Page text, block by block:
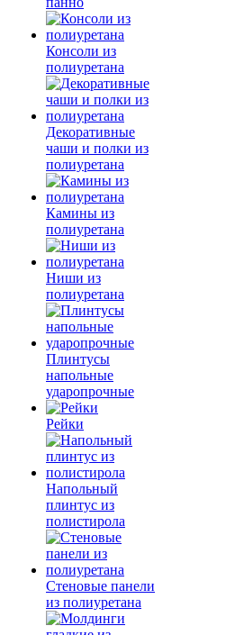
Консоли из
полиуретана
Декоративные
чаши и полки из
полиуретана
Камины из
полиуретана
Ниши из
полиуретана
Плинтусы
напольные
ударопрочные
Рейки
Напольный
плинтус из
полистирола
Стеновые панели
из полиуретана